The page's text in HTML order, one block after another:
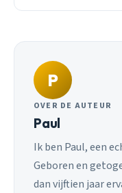
P
OVER DE AUTEUR
Paul
Ik ben Paul, een
Geboren en
dan vijftien jaar